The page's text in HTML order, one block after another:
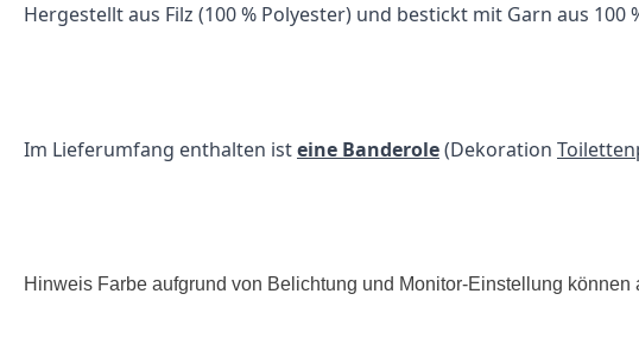
Hergestellt aus Filz (100 % Polyester) und bestickt mit Garn aus
Im Lieferumfang enthalten isteine Banderole(Dekoration
Hinweis Farbe aufgrund von Belichtung und Monitor-Einstellung können